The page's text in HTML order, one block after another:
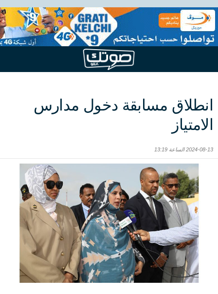
انطلاق مسابقة دخول مدارس
الامتياز
2024-08-13 الساعة 13:19